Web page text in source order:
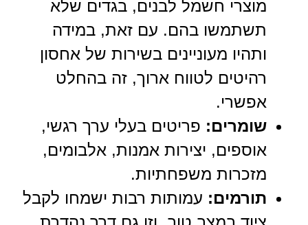
מוצרי חשמל לבנים, בגדים שלא
תשתמשו בהם. עם זאת, במידה
ותהיו מעוניינים בשירות של אחסון
רהיטים לטווח ארוך, זה בהחלט
אפשרי.
שומרים: פריטים בעלי ערך רגשי,
אוספים, יצירות אמנות, אלבומים,
מזכרות משפחתיות.
תורמים: עמותות רבות ישמחו לקבל